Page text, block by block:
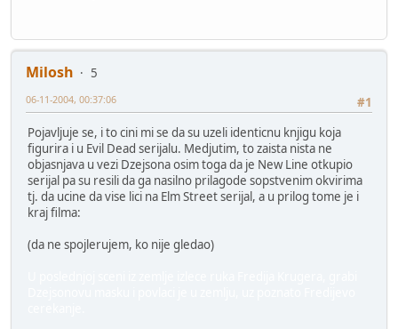
Milosh
5
#1
06-11-2004, 00:37:06
Pojavljuje se, i to cini mi se da su uzeli identicnu knjigu koja
figurira i u Evil Dead serijalu. Medjutim, to zaista nista ne
objasnjava u vezi Dzejsona osim toga da je New Line otkupio
serijal pa su resili da ga nasilno prilagode sopstvenim okvirima
tj. da ucine da vise lici na Elm Street serijal, a u prilog tome je i
kraj filma:
(da ne spojlerujem, ko nije gledao)